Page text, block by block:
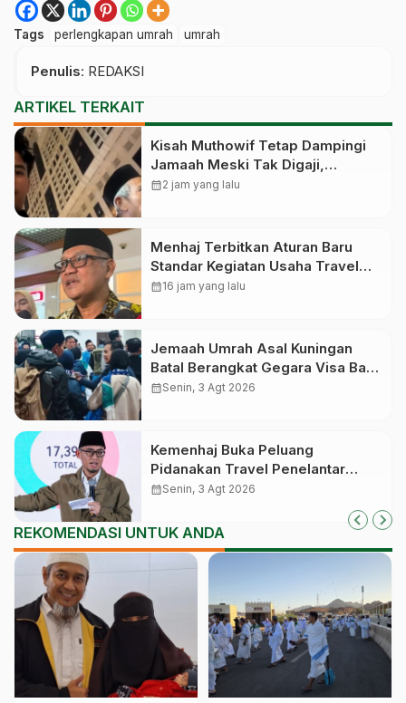
Tags perlengkapan umrah umrah
Penulis: REDAKSI
ARTIKEL TERKAIT
Kisah Muthowif Tetap Dampingi
Jamaah Meski Tak Digaji,
Jemaahnya Korban Penelantaran
calendar_month2 jam yang lalu
Menhaj Terbitkan Aturan Baru
Standar Kegiatan Usaha Travel
Umrah-Haji, Siap-siap Disanksi
calendar_month16 jam yang lalu
Jemaah Umrah Asal Kuningan
Batal Berangkat Gegara Visa Baru
Terbit Saat Pesawat Lepas
calendar_monthSenin, 3 Agt 2026
Kemenhaj Buka Peluang
Pidanakan Travel Penelantar
Jemaah Umrah, Tak Cuma
calendar_monthSenin, 3 Agt 2026
REKOMENDASI UNTUK ANDA